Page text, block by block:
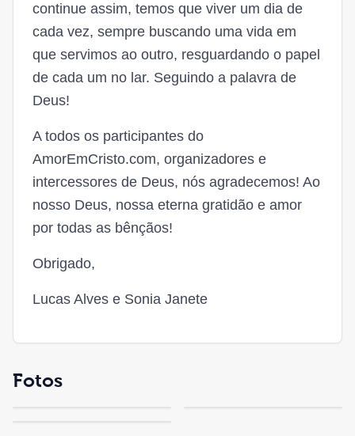
continue assim, temos que viver um dia de
cada vez, sempre buscando uma vida em
que servimos ao outro, resguardando o papel
de cada um no lar. Seguindo a palavra de
Deus!
A todos os participantes do
AmorEmCristo.com, organizadores e
intercessores de Deus, nós agradecemos! Ao
nosso Deus, nossa eterna gratidão e amor
por todas as bênçãos!
Obrigado,
Lucas Alves e Sonia Janete
Fotos